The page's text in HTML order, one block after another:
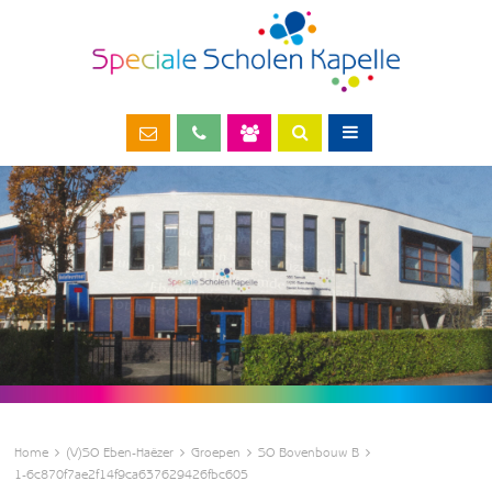
Home (V)SO Eben-Haëzer Groepen
SO Bovenbouw B
1-6c870f7ae2f14f9ca637629426fbc605